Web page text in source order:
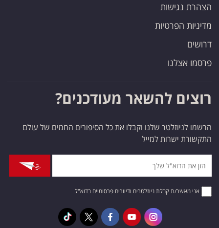
הצהרת נגישות
מדיניות הפרטיות
דרושים
פרסמו אצלנו
רוצים להשאר מעודכנים?
הרשמו לניוזלטר שלנו וקבלו את כל הסיפורים החמים של עולם
התקשורת ישרות למייל
אני מאשר/ת קבלת ניוזלטרים ודיוורים פרסומיים בדוא"ל